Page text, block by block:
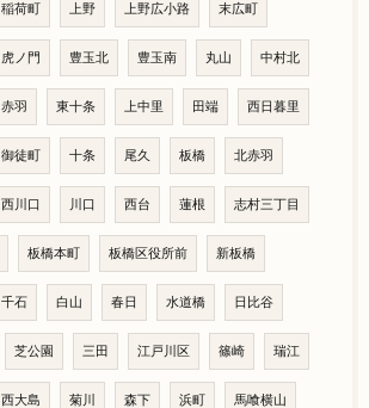
稲荷町 上野 上野広小路 末広町
虎ノ門 豊玉北 豊玉南 丸山 中村北
赤羽 東十条 上中里 田端 西日暮里
御徒町 十条 尾久 板橋 北赤羽
西川口 川口 西台 蓮根 志村三丁目
板橋本町 板橋区役所前 新板橋
千石 白山 春日 水道橋 日比谷
芝公園 三田 江戸川区 篠崎 瑞江
西大島 菊川 森下 浜町 馬喰横山